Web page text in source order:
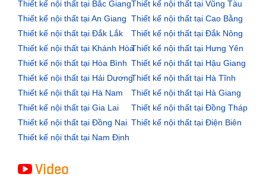
Thiết kế nội thất tại Bắc GiangThiết kế nội thất tại Vũng Tàu
Thiết kế nội thất tại An Giang Thiết kế nội thất tại Cao Bằng
Thiết kế nội thất tại Đắk Lắk
Thiết kế nội thất tại Đắk Nông
Thiết kế nội thất tại Khánh HòaThiết kế nội thất tại Hưng Yên
Thiết kế nội thất tại Hòa Bình Thiết kế nội thất tại Hậu Giang
Thiết kế nội thất tại Hải DươngThiết kế nội thất tại Hà Tĩnh
Thiết kế nội thất tại Hà Nam
Thiết kế nội thất tại Hà Giang
Thiết kế nội thất tại Gia Lai
Thiết kế nội thất tại Đồng Tháp
Thiết kế nội thất tại Đồng Nai Thiết kế nội thất tại Điện Biên
Thiết kế nội thất tại Nam Định
Video